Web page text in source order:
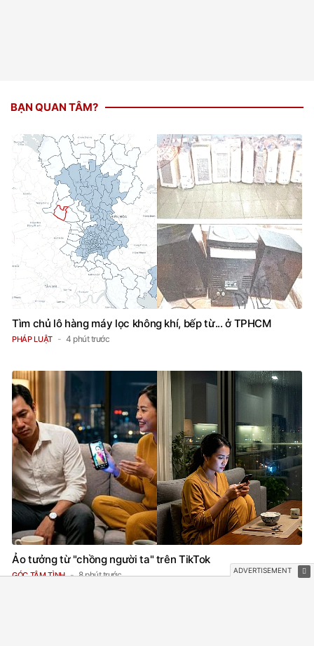
BẠN QUAN TÂM?
Tìm chủ lô hàng máy lọc không khí, bếp từ... ở TPHCM
PHÁP LUẬT 4 phút trước
Ảo tưởng từ "chồng người ta" trên TikTok
GÓC TÂM TÌNH 8 phút trước